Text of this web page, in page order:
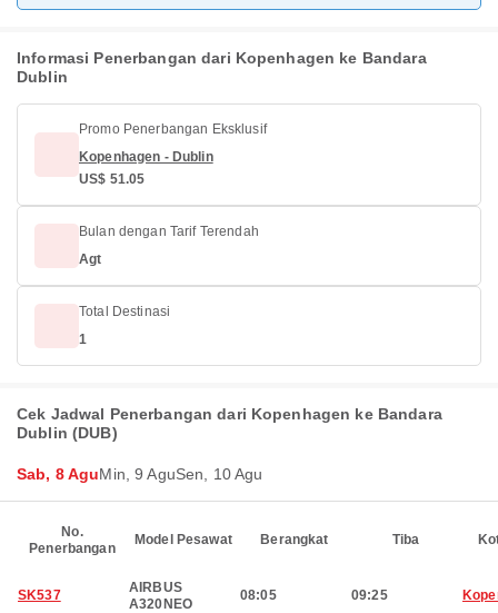
Informasi Penerbangan dari Kopenhagen ke Bandara
Dublin
Promo Penerbangan Eksklusif
Kopenhagen - Dublin
US$ 51.05
Bulan dengan Tarif Terendah
Agt
Total Destinasi
1
Cek Jadwal Penerbangan dari Kopenhagen ke Bandara
Dublin (DUB)
Sab, 8 AguMin, 9 AguSen, 10 Agu
No.
Penerbangan
Model Pesawat Berangkat Tiba
SK537
AIRBUS
A320NEO
08:05 09:25